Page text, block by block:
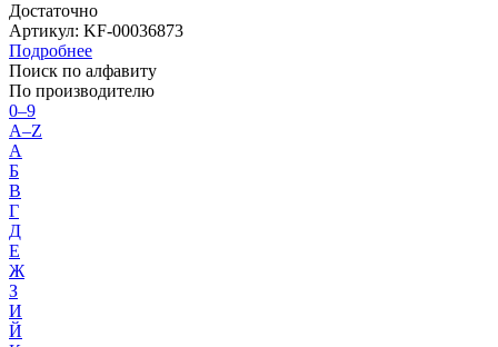
Достаточно
Артикул: KF-00036873
Подробнее
Поиск по алфавиту
По производителю
0–9
A–Z
А
Б
В
Г
Д
Е
Ж
З
И
Й